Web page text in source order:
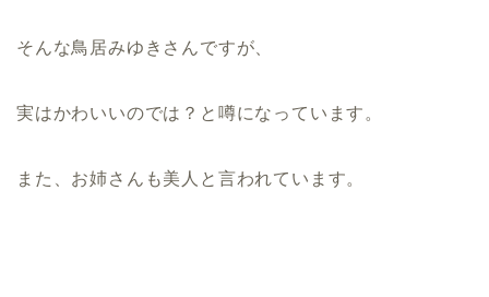
そんな鳥居みゆきさんですが、
実はかわいいのでは？と噂になっています。
また、お姉さんも美人と言われています。